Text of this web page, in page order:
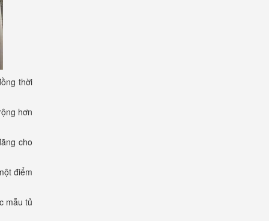
thời
hơn
cho
điểm
mẫu tủ